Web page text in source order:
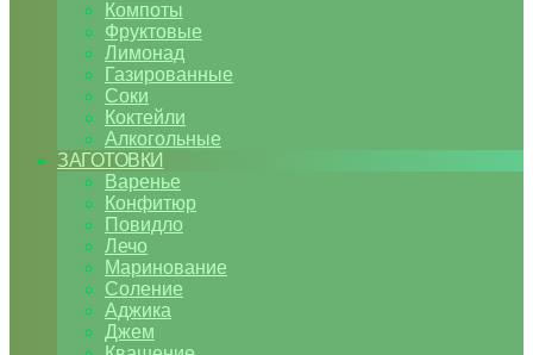
Компоты
Фруктовые
Лимонад
Газированные
Соки
Коктейли
Алкогольные
ЗАГОТОВКИ
Варенье
Конфитюр
Повидло
Лечо
Маринование
Соление
Аджика
Джем